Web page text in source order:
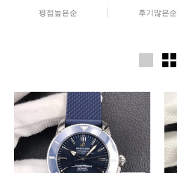
평점높은순 후기많은순